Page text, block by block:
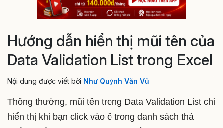
Hướng dẫn hiển thị mũi tên của
Data Validation List trong Excel
Nội dung được viết bởi Như Quỳnh Văn Vũ
Thông thường, mũi tên trong Data Validation List chỉ
hiển thị khi bạn click vào ô trong danh sách thả